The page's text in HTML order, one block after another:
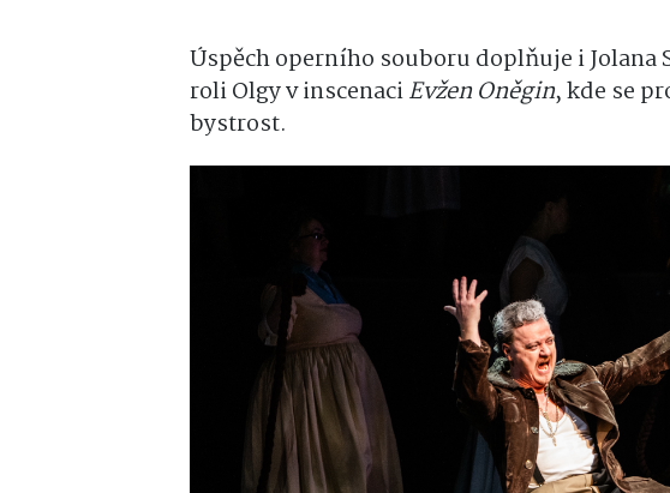
Úspěch operního souboru doplňuje i Jolana
roli Olgy v inscenaciEvžen Oněgin, kde se
bystrost.